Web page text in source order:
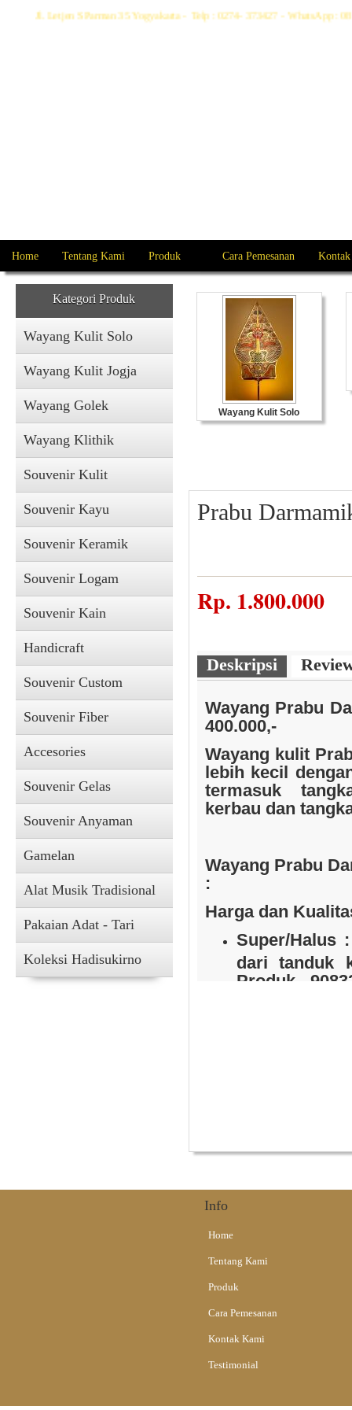
Jl. Letjen S Parman 35 Yogyakarta - Telp : 0274- 373427 - WhatsApp :
Home Tentang Kami Produk Cara Pemesanan
Kategori Produk
Wayang Kulit Solo
Wayang Kulit Jogja
Wayang Golek
Wayang Klithik
Souvenir Kulit
Souvenir Kayu
Souvenir Keramik
Souvenir Logam
Souvenir Kain
Handicraft
Souvenir Custom
Souvenir Fiber
Accesories
Souvenir Gelas
Souvenir Anyaman
Gamelan
Alat Musik Tradisional
Pakaian Adat - Tari
Koleksi Hadisukirno
Wayang Kulit Solo
Souvenir Kain
Alat Musik Tradisional
Prabu
Rp. 1.800.000
Deskripsi
Wayang Prabu
400.000,-
Wayang kulit
lebih kecil
termasuk
kerbau dan
Wayang Prabu
:
Harga dan
Super/Halus
dari tanduk
Produk -
Info
Home
Tentang Kami
Produk
Cara Pemesanan
Kontak Kami
Testimonial